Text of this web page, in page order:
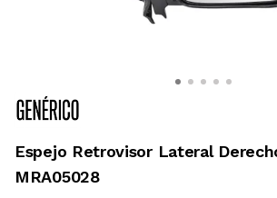
Espejo Retrovisor Lateral
MRA05028